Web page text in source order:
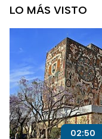
LO MÁS VISTO
02:50